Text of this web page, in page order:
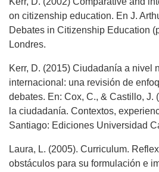
on citizenship education. En J.
Debates in Citizenship Education
Londres.
Kerr, D. (2015) Ciudadanía a nivel
internacional: una revisión de
debates. En: Cox, C., & Castillo, J.
la ciudadanía. Contextos,
Santiago: Ediciones Universidad
Laura, L. (2005). Curriculum.
obstáculos para su formulación e